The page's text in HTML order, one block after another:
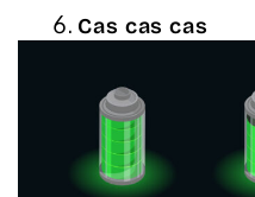
Cas cas cas